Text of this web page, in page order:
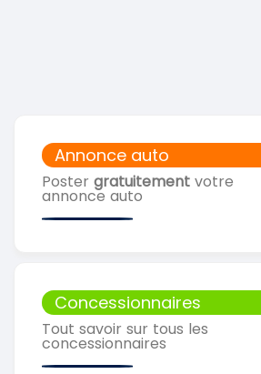
Annonce auto
Poster gratuitement votre
annonce auto
Concessionnaires
Tout savoir sur tous les
concessionnaires